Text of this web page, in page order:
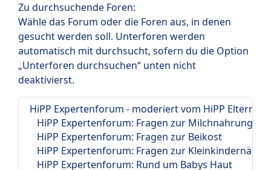
Zu durchsuchende Foren:
Wähle das Forum oder die Foren aus, in denen
gesucht werden soll. Unterforen werden
automatisch mit durchsucht, sofern du die Option
„Unterforen durchsuchen“ unten nicht
deaktivierst.